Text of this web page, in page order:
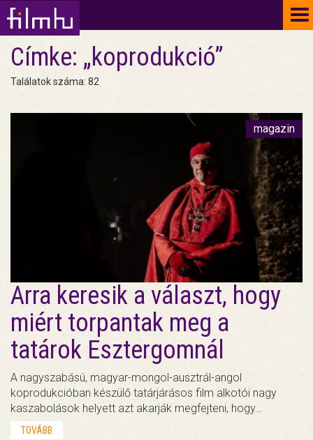
Címke: „koprodukció”
Találatok száma: 82
magazin
Arra keresik a választ, hogy
miért torpantak meg a
tatárok Esztergomnál
A nagyszabású, magyar-mongol-ausztrál-angol
koprodukcióban készülő tatárjárásos film alkotói nagy
kaszabolások helyett azt akarják megfejteni, hogy…
TOVÁBB